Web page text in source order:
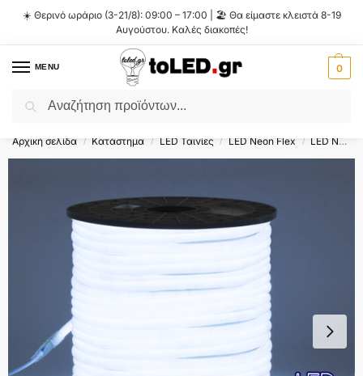
☀️ Θερινό ωράριο (3-21/8): 09:00 – 17:00 | 🏖️ Θα είμαστε κλειστά 8-19
Αυγούστου. Καλές διακοπές!
MENU 0
Flash Sale ⚡ 10% Έκπτωση με τον κωδικό
Αρχική σελίδα / Κατάστημα / LED Ταινίες / LED Neon Flex / LED Neon Flex 12V-24V-48V